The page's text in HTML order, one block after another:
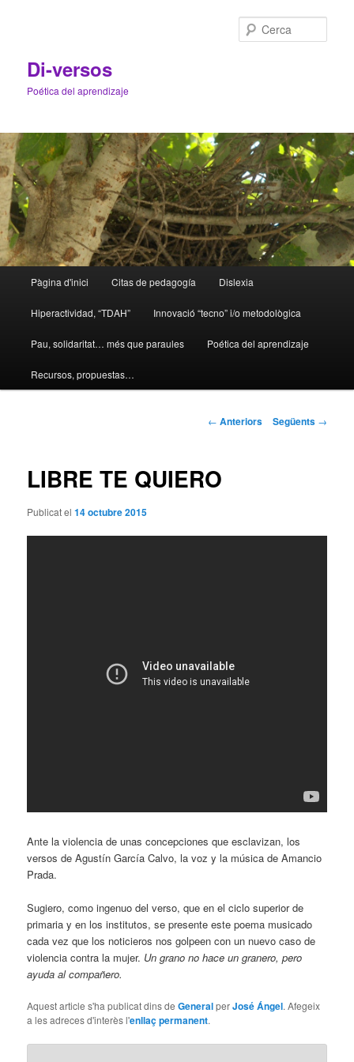
Di-versos
Poética del aprendizaje
Aneu
al
contingut
Pàgina d'inici Citas de pedagogía Dislexia
Hiperactividad, “TDAH” Innovació “tecno” i/o metodològica
Pau, solidaritat… més que paraules Poética del aprendizaje
Recursos, propuestas…
Navegació
← Anteriors Següents →
LIBRE TE QUIERO
Publicat el14 octubre 2015
Ante la violencia de unas concepciones que esclavizan, los
versos de Agustín García Calvo, la voz y la música de Amancio
Prada.
Sugiero, como ingenuo del verso, que en el ciclo superior de
primaria y en los institutos, se presente este poema musicado
cada vez que los noticieros nos golpeen con un nuevo caso de
violencia contra la mujer. Un grano no hace un granero, pero
ayuda al compañero.
Aquest article s'ha publicat dins deGeneralperJosé Ángel. Afegeix
a les adreces d'interès l'enllaç permanent.